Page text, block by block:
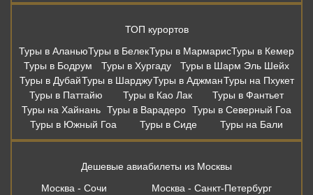
ТОП курортов
Туры в АланьюТуры в БелекТуры в МармарисТуры в Кемер
Туры в Бодрум
Туры в Хургаду
Туры в Шарм Эль Шейх
Туры в ДубайТуры в ШарджуТуры в АджманТуры на Пхукет
Туры в Паттайю
Туры в Као Лак
Туры в Фантьет
Туры на Хайнань Туры в Варадеро Туры в Северный Гоа
Туры в Южный Гоа
Туры в Сиде Туры на Бали
Дешевые авиабилеты из Москвы
Москва - Сочи
Москва - Санкт-Петербург